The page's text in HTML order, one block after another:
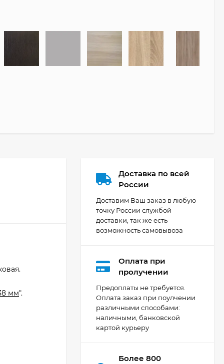
мм".
Доставка по всей
России
Доставим Ваш заказ в любую
точку России службой
доставки, так же есть
возможность самовывоза
Оплата при
пролучении
Предоплаты не требуется.
Оплата заказ при поулчении
различными способами:
наличными, банковской
картой курьеру
Более 800
Кухня Мишель -
длина 4,2 м
69 303₽
Кухня Принцесса -
44 091